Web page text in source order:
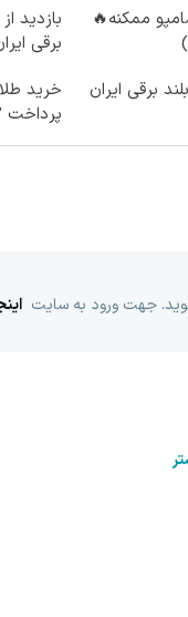
ممکنه🔥
برقی
خرید
پرداخت 12 ماهه )
جهت ورود به سایت